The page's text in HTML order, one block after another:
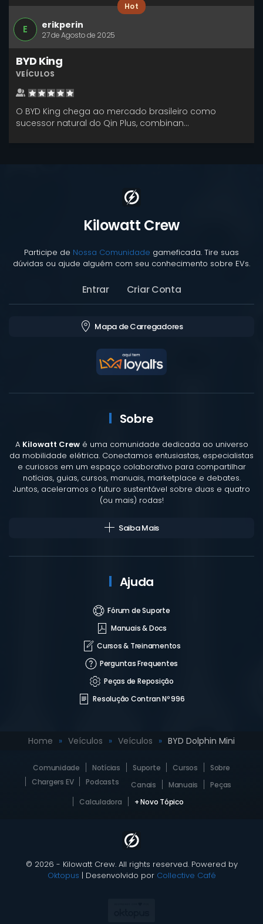
E erikperin
27 de Agosto de 2025
Hot
BYD King
VEÍCULOS
O BYD King chega ao mercado brasileiro como
sucessor natural do Qin Plus, combinan...
Kilowatt Crew
Participe de Nossa Comunidade gameficada. Tire suas
dúvidas ou ajude alguém com seu conhecimento sobre EVs.
Entrar Criar Conta
Mapa de Carregadores
Sobre
A Kilowatt Crewé uma comunidade dedicada ao universo
da mobilidade elétrica. Conectamos entusiastas, especialistas
e curiosos em um espaço colaborativo para compartilhar
notícias, guias, cursos, manuais, marketplace e debates.
Juntos, aceleramos o futuro sustentável sobre duas e quatro
(ou mais) rodas!
Saiba Mais
Ajuda
Fórum de Suporte
Manuais & Docs
Cursos & Treinamentos
Perguntas Frequentes
Peças de Reposição
Resolução Contran Nº 996
Home Veículos Veículos BYD Dolphin Mini
Comunidade Notícias Suporte Cursos
Sobre
Chargers EV
Podcasts Canais Manuais
Peças
Calculadora
+ Novo Tópico
© 2026 - Kilowatt Crew. All rights reserved. Powered by
Oktopus | Desenvolvido por Collective Café